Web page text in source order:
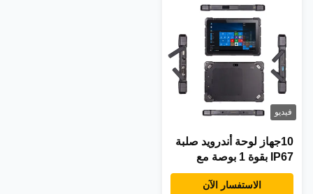
فيديو
10جهاز لوحة أندرويد صلبة
IP67 بقوة 1 بوصة مع
شاشة لمس IPS
للاستخدام الصناعي
الاستفسار الآن